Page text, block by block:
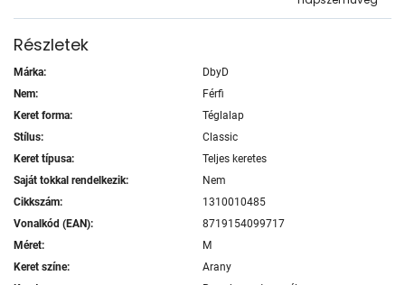
Részletek
Márka:
DbyD
Nem:
Férfi
Keret forma:
Téglalap
Stílus:
Classic
Keret típusa:
Teljes keretes
Saját tokkal rendelkezik:
Nem
Cikkszám:
1310010485
Vonalkód (EAN):
8719154099717
Méret:
M
Keret színe:
Arany